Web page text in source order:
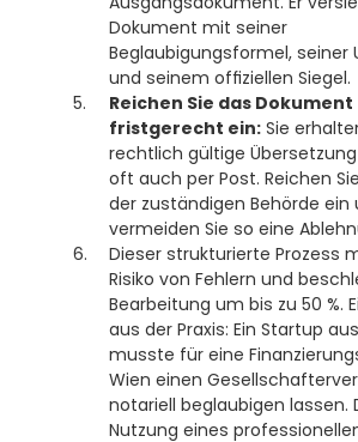
Dokument mit seiner
Beglaubigungsformel, seiner
und seinem offiziellen Siegel.
Reichen Sie das Dokument
fristgerecht ein: Sie
rechtlich gültige Übersetzung
oft auch per Post. Reichen
der zuständigen Behörde ein
vermeiden Sie so eine
Dieser strukturierte Prozess
Risiko von Fehlern und
Bearbeitung um bis zu 50 %.
aus der Praxis: Ein Startup
musste für eine
Wien einen
notariell beglaubigen lassen.